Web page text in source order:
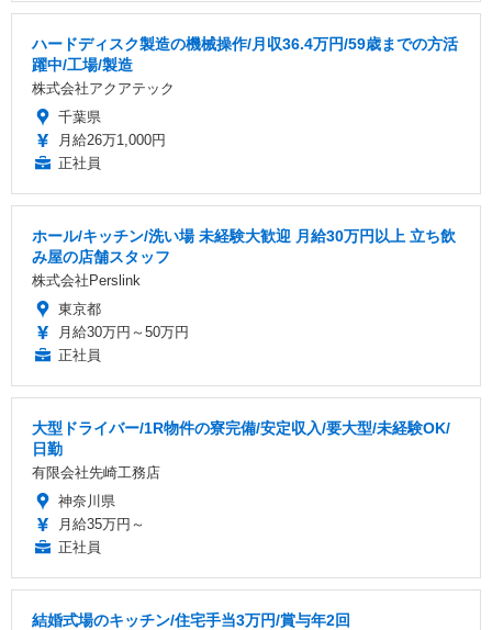
ハードディスク製造の機械操作/月収36.4万円/59歳までの方活
躍中/工場/製造
株式会社アクアテック
千葉県
月給26万1,000円
正社員
ホール/キッチン/洗い場 未経験大歓迎 月給30万円以上 立ち飲
み屋の店舗スタッフ
株式会社Perslink
東京都
月給30万円～50万円
正社員
大型ドライバー/1R物件の寮完備/安定収入/要大型/未経験OK/
日勤
有限会社先崎工務店
神奈川県
月給35万円～
正社員
結婚式場のキッチン/住宅手当3万円/賞与年2回